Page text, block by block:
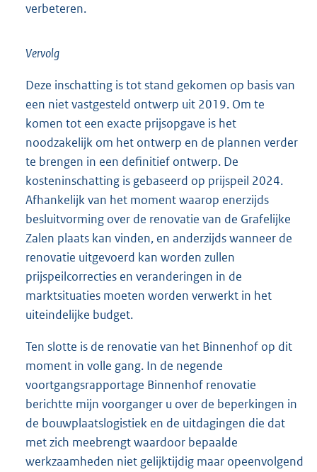
verbeteren.
Vervolg
Deze inschatting is tot stand gekomen op basis van
een niet vastgesteld ontwerp uit 2019. Om te
komen tot een exacte prijsopgave is het
noodzakelijk om het ontwerp en de plannen verder
te brengen in een definitief ontwerp. De
kosteninschatting is gebaseerd op prijspeil 2024.
Afhankelijk van het moment waarop enerzijds
besluitvorming over de renovatie van de Grafelijke
Zalen plaats kan vinden, en anderzijds wanneer de
renovatie uitgevoerd kan worden zullen
prijspeilcorrecties en veranderingen in de
marktsituaties moeten worden verwerkt in het
uiteindelijke budget.
Ten slotte is de renovatie van het Binnenhof op dit
moment in volle gang. In de negende
voortgangsrapportage Binnenhof renovatie
berichtte mijn voorganger u over de beperkingen in
de bouwplaatslogistiek en de uitdagingen die dat
met zich meebrengt waardoor bepaalde
werkzaamheden niet gelijktijdig maar opeenvolgend